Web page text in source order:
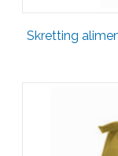
Skretting